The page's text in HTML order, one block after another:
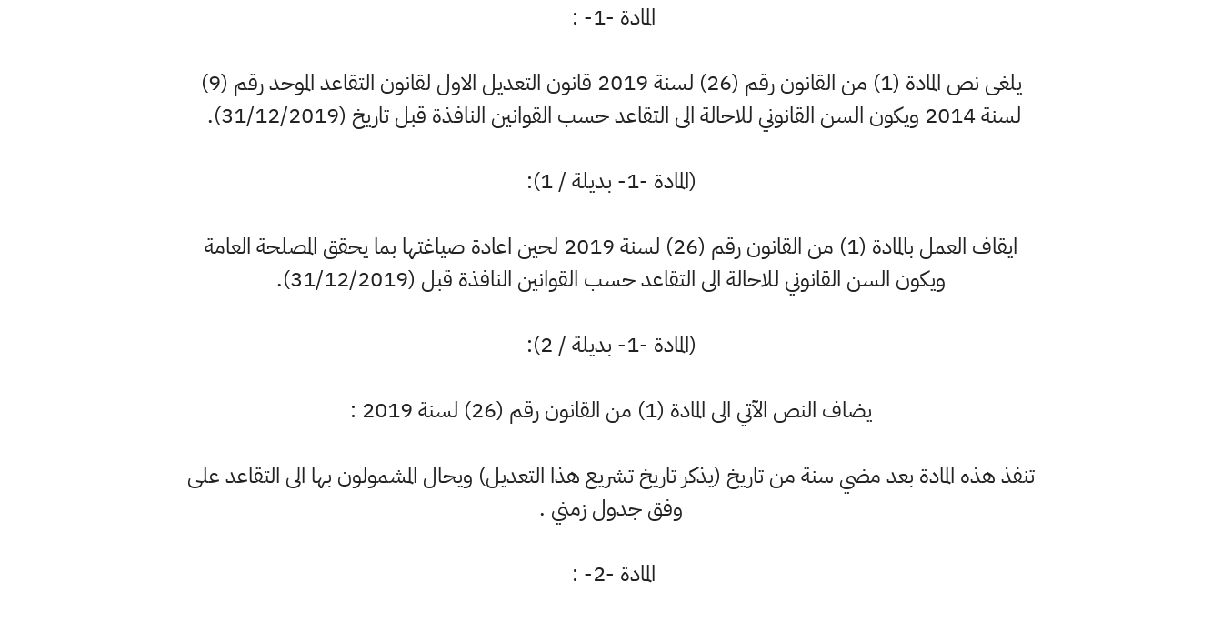
المادة -1- :
يلغى نص المادة (1) من القانون رقم (26) لسنة 2019 قانون التعديل الاول لقانون التقاعد الموحد رقم (9)
لسنة 2014 ويكون السن القانوني للاحالة الى التقاعد حسب القوانين النافذة قبل تاريخ (31/12/2019).
(المادة -1- بديلة / 1):
ايقاف العمل بالمادة (1) من القانون رقم (26) لسنة 2019 لحين اعادة صياغتها بما يحقق المصلحة العامة
ويكون السن القانوني للاحالة الى التقاعد حسب القوانين النافذة قبل (31/12/2019).
(المادة -1- بديلة / 2):
يضاف النص الآتي الى المادة (1) من القانون رقم (26) لسنة 2019 :
تنفذ هذه المادة بعد مضي سنة من تاريخ (يذكر تاريخ تشريع هذا التعديل) ويحال المشمولون بها الى التقاعد على
وفق جدول زمني .
المادة -2- :